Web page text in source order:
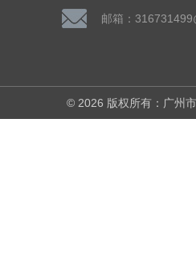
邮箱：
© 2026 版权所有：广州